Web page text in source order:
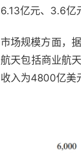
6.13亿元、3.6亿
市场规模方面，
航天包括商业航
收入为4800亿美